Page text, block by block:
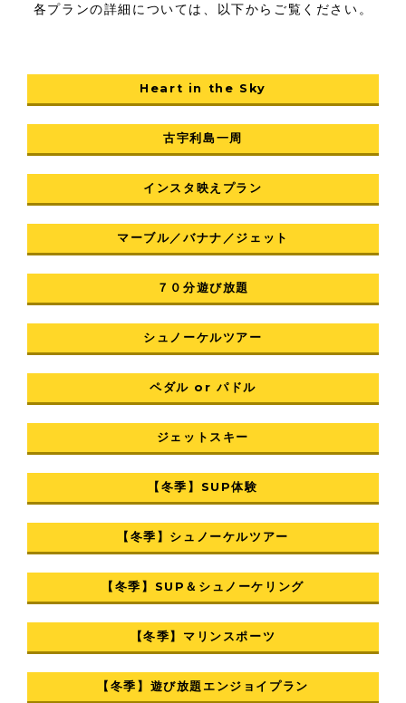
各プランの詳細については、以下からご覧ください。
Heart in the Sky
古宇利島一周
インスタ映えプラン
マーブル／バナナ／ジェット
７０分遊び放題
シュノーケルツアー
ペダル or パドル
ジェットスキー
【冬季】SUP体験
【冬季】シュノーケルツアー
【冬季】SUP＆シュノーケリング
【冬季】マリンスポーツ
【冬季】遊び放題エンジョイプラン